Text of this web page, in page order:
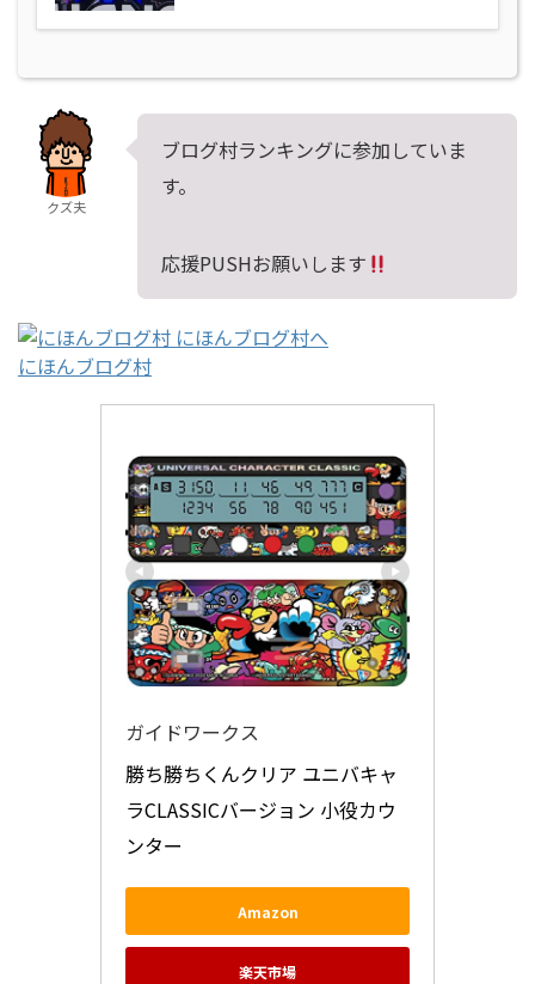
クズ夫
ブログ村ランキングに参加していま
す。
応援PUSHお願いします
にほんブログ村
ガイドワークス
勝ち勝ちくんクリア ユニバキャ
ラCLASSICバージョン 小役カウ
ンター
Amazon
楽天市場